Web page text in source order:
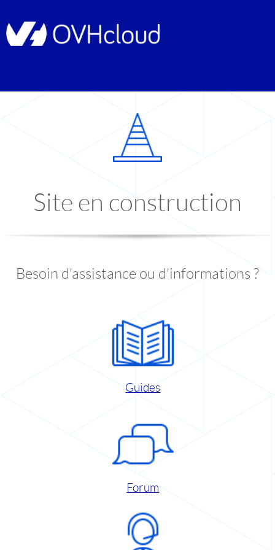
Site en construction
Besoin d'assistance ou d'informations ?
Guides
Forum